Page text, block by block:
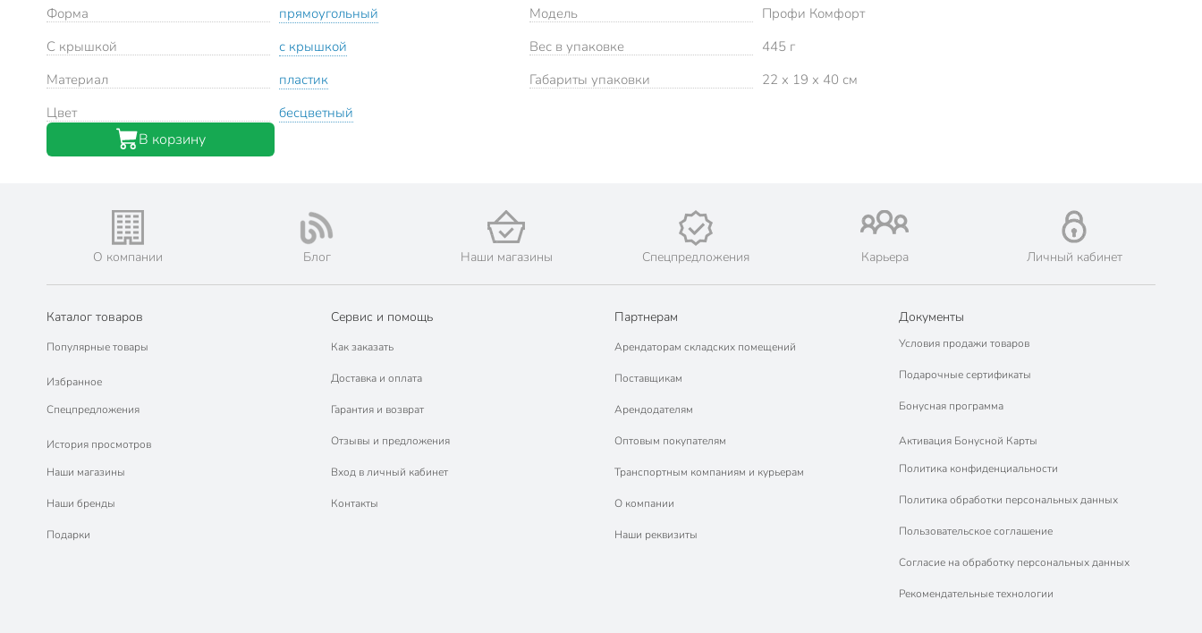
Форма
прямоугольный
С крышкой
с крышкой
Материал
пластик
Цвет
бесцветный
Модель
Профи Комфорт
Вес в упаковке
445 г
Габариты упаковки
22 x 19 x 40 см
В корзину
О компании Блог Наши магазины Спецпредложения Карьера Личный кабинет
Каталог товаров
Популярные товары
Избранное
Спецпредложения
История просмотров
Наши магазины
Наши бренды
Подарки
Сервис и помощь
Как заказать
Доставка и оплата
Гарантия и возврат
Отзывы и предложения
Вход в личный кабинет
Контакты
Партнерам
Арендаторам складских помещений
Поставщикам
Арендодателям
Оптовым покупателям
Транспортным компаниям и курьерам
О компании
Наши реквизиты
Документы
Условия продажи товаров
Подарочные сертификаты
Бонусная программа
Активация Бонусной Карты
Политика конфиденциальности
Политика обработки персональных данных
Пользовательское соглашение
Согласие на обработку персональных данных
Рекомендательные технологии